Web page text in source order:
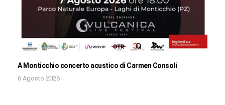
A Monticchio concerto acustico di Carmen Consoli
6 Agosto 2026